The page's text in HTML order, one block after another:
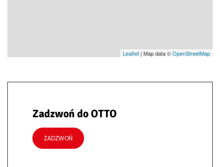
Leaflet | Map data ©OpenStreetMap
Zadzwoń do OTTO
ZADZWOŃ